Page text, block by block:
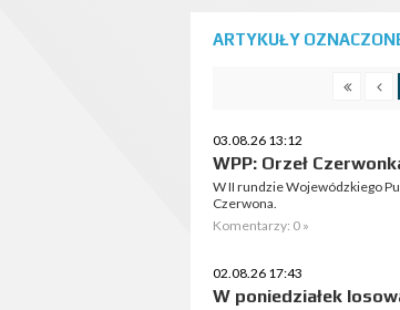
ARTYKUŁY
03.08.26 13:12
WPP: Orzeł
W II rundzie Wojewódzkiego
Czerwona.
Komentarzy: 0 »
02.08.26 17:43
W poniedziałek